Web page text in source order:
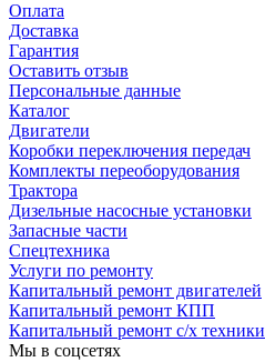
Оплата
Доставка
Гарантия
Оставить отзыв
Персональные данные
Каталог
Двигатели
Коробки переключения передач
Комплекты переоборудования
Трактора
Дизельные насосные установки
Запасные части
Спецтехника
Услуги по ремонту
Капитальный ремонт двигателей
Капитальный ремонт КПП
Капитальный ремонт с/х техники
Мы в соцсетях